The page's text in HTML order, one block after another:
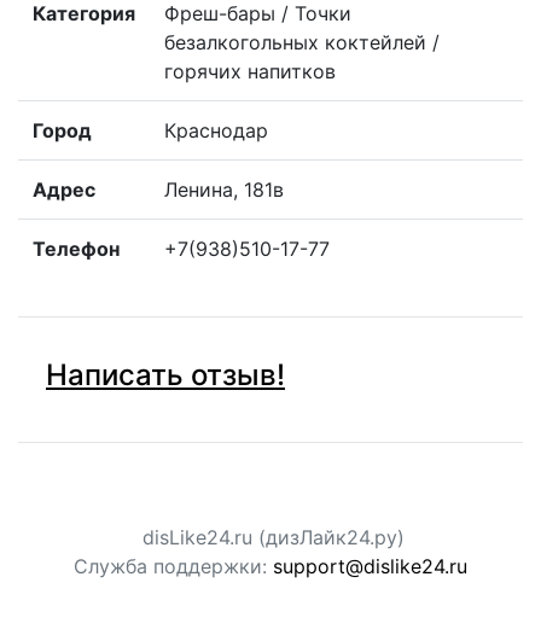
Категория
Фреш-бары / Точки
безалкогольных коктейлей /
горячих напитков
Город Краснодар
Адрес Ленина, 181в
Телефон +7(938)510-17-77
Написать отзыв!
disLike24.ru (дизЛайк24.ру)
Служба поддержки: support@dislike24.ru